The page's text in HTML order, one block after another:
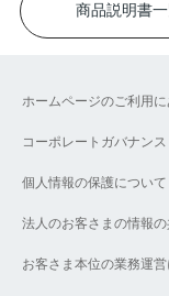
商品説明書
ホームページのご利用
コーポレートガバナン
個人情報の保護について
法人のお客さまの情報
お客さま本位の業務運